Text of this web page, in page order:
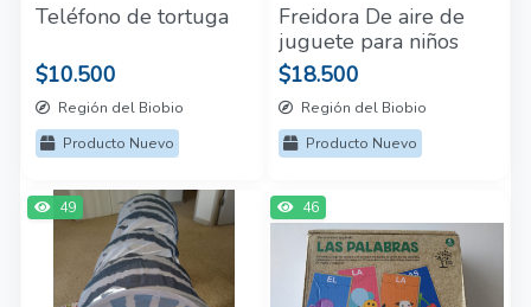
Teléfono de tortuga
$10.500
Región del Biobio
Producto Nuevo
Freidora De aire de
juguete para niños
$18.500
Región del Biobio
Producto Nuevo
49 46